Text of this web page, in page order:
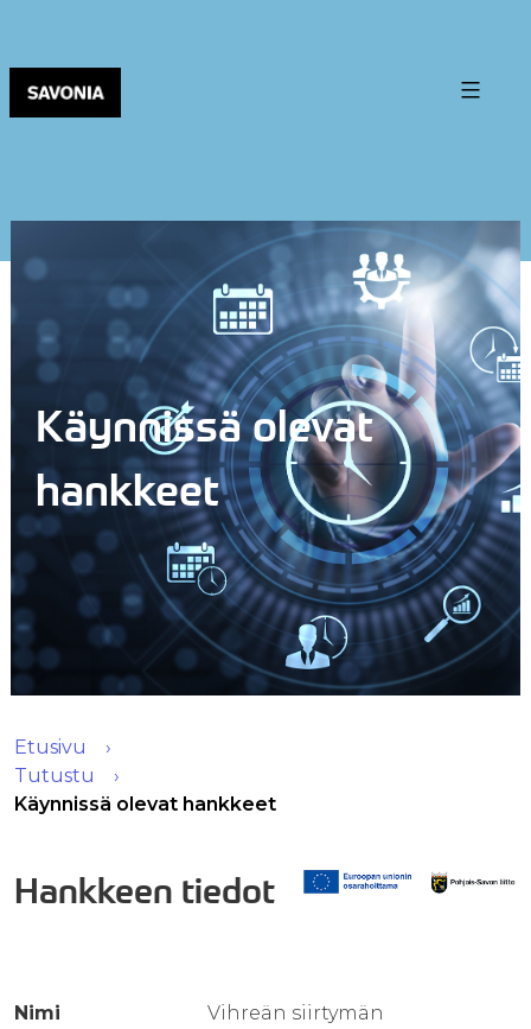
Käynnissä olevat
hankkeet
Etusivu
Tutustu
Käynnissä olevat hankkeet
Hankkeen tiedot
Nimi
Vihreän siirtymän